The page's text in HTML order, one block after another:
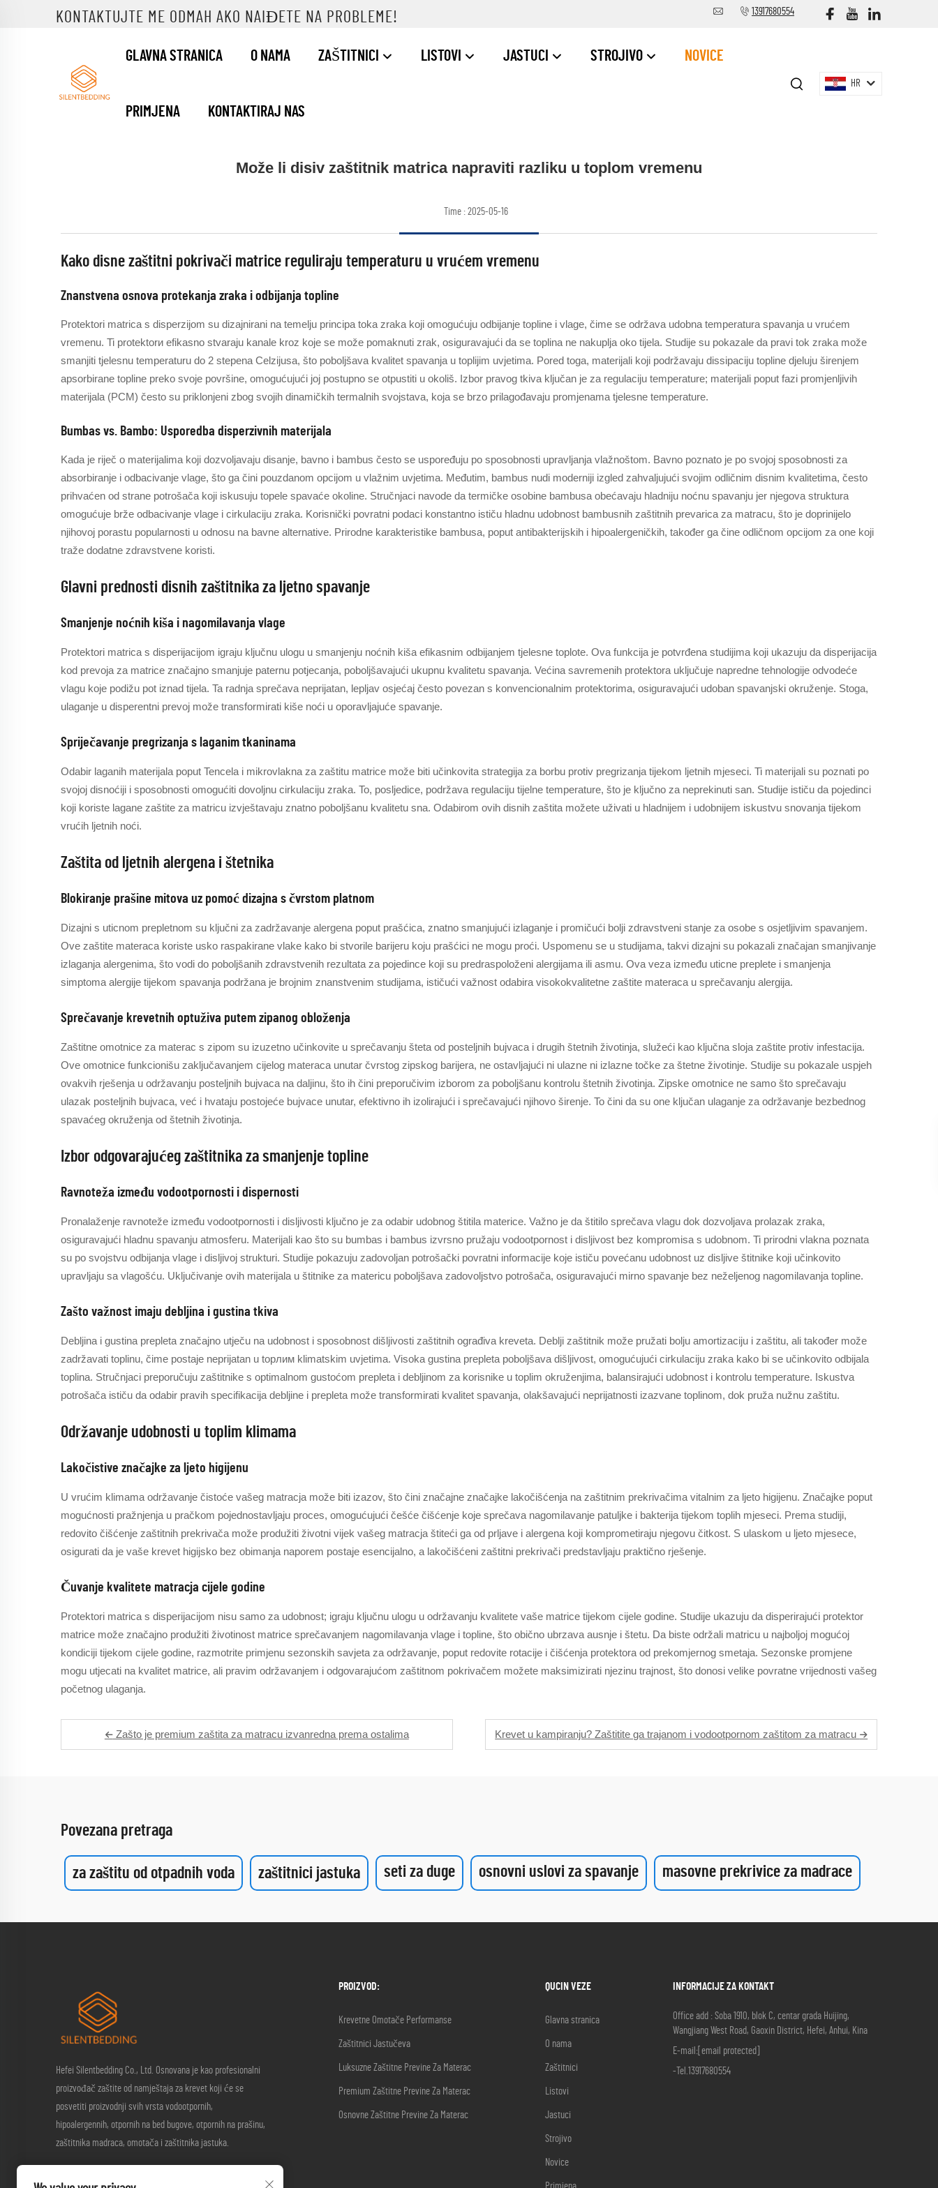
KONTAKTUJTE ME ODMAH AKO NAIĐETE NA PROBLEME! 13917680554
GLAVNA STRANICA O NAMA ZAŠTITNICI LISTOVI JASTUCI STROJIVO NOVICE
PRIMJENA KONTAKTIRAJ NAS
HR
Može li disiv zaštitnik matrica napraviti razliku u toplom vremenu
Time : 2025-05-16
Kako disne zaštitni pokrivači matrice reguliraju temperaturu u vrućem vremenu
Znanstvena osnova protekanja zraka i odbijanja topline
Protektori matrica s disperzijom su dizajnirani na temelju principa toka zraka koji omogućuju odbijanje topline i vlage, čime se održava udobna temperatura spavanja u vrućem
vremenu. Ti protektorи efikasno stvaraju kanale kroz koje se može pomaknuti zrak, osiguravajući da se toplina ne nakuplja oko tijela. Studije su pokazale da pravi tok zraka može
smanjiti tjelesnu temperaturu do 2 stepena Celzijusa, što poboljšava kvalitet spavanja u toplijim uvjetima. Pored toga, materijali koji podržavaju dissipaciju topline djeluju širenjem
apsorbirane topline preko svoje površine, omogućujući joj postupno se otpustiti u okoliš. Izbor pravog tkiva ključan je za regulaciju temperature; materijali poput fazi promjenljivih
materijala (PCM) često su priklonjeni zbog svojih dinamičkih termalnih svojstava, koja se brzo prilagođavaju promjenama tjelesne temperature.
Bumbas vs. Bambo: Usporedba disperzivnih materijala
Kada je riječ o materijalima koji dozvoljavaju disanje, bavno i bambus često se uspoređuju po sposobnosti upravljanja vlažnoštom. Bavno poznato je po svojoj sposobnosti za
absorbiranje i odbacivanje vlage, što ga čini pouzdanom opcijom u vlažnim uvjetima. Međutim, bambus nudi moderniji izgled zahvaljujući svojim odličnim disnim kvalitetima, često
prihvaćen od strane potrošača koji iskusuju topele spavaće okoline. Stručnjaci navode da termičke osobine bambusa obećavaju hladniju noćnu spavanju jer njegova struktura
omogućuje brže odbacivanje vlage i cirkulaciju zraka. Korisnički povratni podaci konstantno ističu hladnu udobnost bambusnih zaštitnih prevarica za matracu, što je doprinijelo
njihovoj porastu popularnosti u odnosu na bavne alternative. Prirodne karakteristike bambusa, poput antibakterijskih i hipoalergeničkih, također ga čine odličnom opcijom za one koji
traže dodatne zdravstvene koristi.
Glavni prednosti disnih zaštitnika za ljetno spavanje
Smanjenje noćnih kiša i nagomilavanja vlage
Protektori matrica s disperijacijom igraju ključnu ulogu u smanjenju noćnih kiša efikasnim odbijanjem tjelesne toplote. Ova funkcija je potvrđena studijima koji ukazuju da disperijacija
kod prevoja za matrice značajno smanjuje paternu potjecanja, poboljšavajući ukupnu kvalitetu spavanja. Većina savremenih protektora uključuje napredne tehnologije odvodeće
vlagu koje podižu pot iznad tijela. Ta radnja sprečava neprijatan, lepljav osjećaj često povezan s konvencionalnim protektorima, osiguravajući udoban spavanjski okruženje. Stoga,
ulaganje u disperentni prevoj može transformirati kiše noći u oporavljajuće spavanje.
Spriječavanje pregrizanja s laganim tkaninama
Odabir laganih materijala poput Tencela i mikrovlakna za zaštitu matrice može biti učinkovita strategija za borbu protiv pregrizanja tijekom ljetnih mjeseci. Ti materijali su poznati po
svojoj disnoćiji i sposobnosti omogućiti dovoljnu cirkulaciju zraka. To, posljedice, podržava regulaciju tijelne temperature, što je ključno za neprekinuti san. Studije ističu da pojedinci
koji koriste lagane zaštite za matricu izvještavaju znatno poboljšanu kvalitetu sna. Odabirom ovih disnih zaštita možete uživati u hladnijem i udobnijem iskustvu snovanja tijekom
vrućih ljetnih noći.
Zaštita od ljetnih alergena i štetnika
Blokiranje prašine mitova uz pomoć dizajna s čvrstom platnom
Dizajni s uticnom prepletnom su ključni za zadržavanje alergena poput prašćica, znatno smanjujući izlaganje i promičući bolji zdravstveni stanje za osobe s osjetljivim spavanjem.
Ove zaštite materaca koriste usko raspakirane vlake kako bi stvorile barijeru koju prašćici ne mogu proći. Uspomenu se u studijama, takvi dizajni su pokazali značajan smanjivanje
izlaganja alergenima, što vodi do poboljšanih zdravstvenih rezultata za pojedince koji su predraspoloženi alergijama ili asmu. Ova veza između uticne preplete i smanjenja
simptoma alergije tijekom spavanja podržana je brojnim znanstvenim studijama, ističući važnost odabira visokokvalitetne zaštite materaca u sprečavanju alergija.
Sprečavanje krevetnih optuživa putem zipanog obloženja
Zaštitne omotnice za materac s zipom su izuzetno učinkovite u sprečavanju šteta od posteljnih bujvaca i drugih štetnih životinja, služeći kao ključna sloja zaštite protiv infestacija.
Ove omotnice funkcionišu zaključavanjem cijelog materaca unutar čvrstog zipskog barijera, ne ostavljajući ni ulazne ni izlazne točke za štetne životinje. Studije su pokazale uspjeh
ovakvih rješenja u održavanju posteljnih bujvaca na daljinu, što ih čini preporučivim izborom za poboljšanu kontrolu štetnih životinja. Zipske omotnice ne samo što sprečavaju
ulazak posteljnih bujvaca, već i hvataju postojeće bujvace unutar, efektivno ih izolirajući i sprečavajući njihovo širenje. To čini da su one ključan ulaganje za održavanje bezbednog
spavaćeg okruženja od štetnih životinja.
Izbor odgovarajućeg zaštitnika za smanjenje topline
Ravnoteža između vodootpornosti i dispernosti
Pronalaženje ravnoteže između vodootpornosti i disljivosti ključno je za odabir udobnog štitila materice. Važno je da štitilo sprečava vlagu dok dozvoljava prolazak zraka,
osiguravajući hladnu spavanju atmosferu. Materijali kao što su bumbas i bambus izvrsno pružaju vodootpornost i disljivost bez kompromisa s udobnom. Ti prirodni vlakna poznata
su po svojstvu odbijanja vlage i disljivoj strukturi. Studije pokazuju zadovoljan potrošački povratni informacije koje ističu povećanu udobnost uz disljive štitnike koji učinkovito
upravljaju sa vlagošću. Uključivanje ovih materijala u štitnike za matericu poboljšava zadovoljstvo potrošača, osiguravajući mirno spavanje bez neželjenog nagomilavanja topline.
Zašto važnost imaju debljina i gustina tkiva
Debljina i gustina prepleta značajno utječu na udobnost i sposobnost dišljivosti zaštitnih ograđiva kreveta. Deblji zaštitnik može pružati bolju amortizaciju i zaštitu, ali također može
zadržavati toplinu, čime postaje neprijatan u topлим klimatskim uvjetima. Visoka gustina prepleta poboljšava dišljivost, omogućujući cirkulaciju zraka kako bi se učinkovito odbijala
toplina. Stručnjaci preporučuju zaštitnike s optimalnom gustoćom prepleta i debljinom za korisnike u toplim okruženjima, balansirajući udobnost i kontrolu temperature. Iskustva
potrošača ističu da odabir pravih specifikacija debljine i prepleta može transformirati kvalitet spavanja, olakšavajući neprijatnosti izazvane toplinom, dok pruža nužnu zaštitu.
Održavanje udobnosti u toplim klimama
Lakočistive značajke za ljeto higijenu
U vrućim klimama održavanje čistoće vašeg matracja može biti izazov, što čini značajne značajke lakočišćenja na zaštitnim prekrivačima vitalnim za ljeto higijenu. Značajke poput
mogućnosti pražnjenja u pračkom pojednostavljaju proces, omogućujući češće čišćenje koje sprečava nagomilavanje patuljke i bakterija tijekom toplih mjeseci. Prema studiji,
redovito čišćenje zaštitnih prekrivača može produžiti životni vijek vašeg matracja štiteći ga od prljave i alergena koji komprometiraju njegovu čitkost. S ulaskom u ljeto mjesece,
osigurati da je vaše krevet higijsko bez obimanja naporem postaje esencijalno, a lakočišćeni zaštitni prekrivači predstavljaju praktično rješenje.
Čuvanje kvalitete matracja cijele godine
Protektori matrica s disperijacijom nisu samo za udobnost; igraju ključnu ulogu u održavanju kvalitete vaše matrice tijekom cijele godine. Studije ukazuju da disperirajući protektor
matrice može značajno produžiti životinost matrice sprečavanjem nagomilavanja vlage i topline, što obično ubrzava ausnje i štetu. Da biste održali matricu u najboljoj mogućoj
kondiciji tijekom cijele godine, razmotrite primjenu sezonskih savjeta za održavanje, poput redovite rotacije i čišćenja protektora od prekomjernog smetaja. Sezonske promjene
mogu utjecati na kvalitet matrice, ali pravim održavanjem i odgovarajućom zaštitnom pokrivačem možete maksimizirati njezinu trajnost, što donosi velike povratne vrijednosti vašeg
početnog ulaganja.
Zašto je premium zaštita za matracu izvanredna prema ostalima Krevet u kampiranju? Zaštitite ga trajanom i vodootpornom zaštitom za matracu
Povezana pretraga
za zaštitu od otpadnih voda zaštitnici jastuka seti za duge osnovni uslovi za spavanje masovne prekrivice za madrace
Hefei Silentbedding Co., Ltd. Osnovana je kao profesionalni
proizvođač zaštite od namještaja za krevet koji će se
posvetiti proizvodnji svih vrsta vodootpornih,
hipoalergennih, otpornih na bed bugove, otpornih na prašinu,
zaštitnika madraca, omotača i zaštitnika jastuka.
PROIZVOD:
Krevetne Omotače Performanse
Zaštitnici Jastučeva
Luksuzne Zaštitne Previne Za Materac
Premium Zaštitne Previne Za Materac
Osnovne Zaštitne Previne Za Materac
QUCIN VEZE
Glavna stranica
O nama
Zaštitnici
Listovi
Jastuci
Strojivo
Novice
INFORMACIJE ZA KONTAKT
Office add : Soba 1910, blok C, centar grada Huijing,
Wangjiang West Road, Gaoxin District, Hefei, Anhui, Kina
E-mail:[email protected]
-Tel.13917680554